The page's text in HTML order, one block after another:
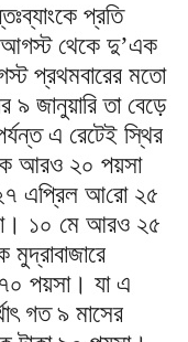
প্রতি
থেকে দু’এক
প্রথমবারের মতাে
জানুয়ারি তা বেড়ে
এ রেটেই স্থির
আরও ২০ পয়সা
এ‌প্রিল আ‌রো ২৫
১০ মে আরও ২৫
৭০ পয়সা। যা এ
গত ৯ মাসের